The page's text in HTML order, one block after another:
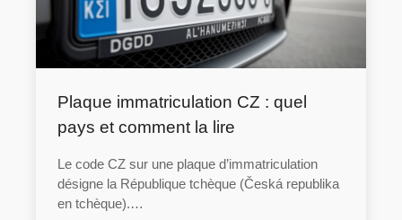
Plaque immatriculation CZ : quel
pays et comment la lire
Le code CZ sur une plaque d’immatriculation
désigne la République tchèque (Česká republika
en tchèque).…